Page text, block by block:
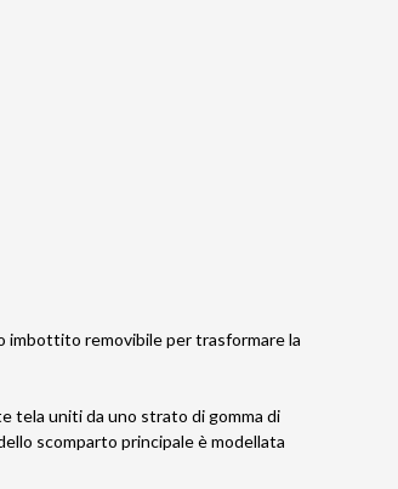
imbottito removibile per trasformare la
tela uniti da uno strato di gomma di
scomparto principale è modellata